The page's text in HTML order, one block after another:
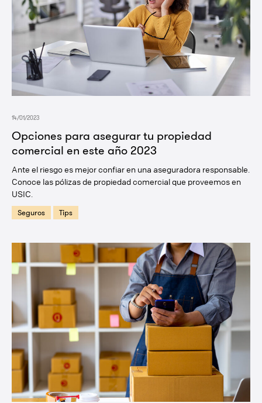
Opciones para asegurar tu propiedad
comercial en este año 2023
14/01/2023
Ante el riesgo es mejor confiar en una aseguradora responsable.
Conoce las pólizas de propiedad comercial que proveemos en
USIC.
Seguros Tips